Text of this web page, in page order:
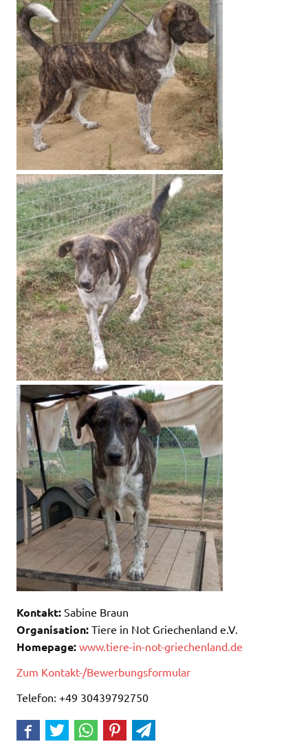
Kontakt: Sabine Braun
Organisation: Tiere in Not Griechenland e.V.
Homepage: www.tiere-in-not-griechenland.de
Zum Kontakt-/Bewerbungsformular
Telefon: +49 30439792750